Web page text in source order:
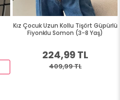
Kız Çocuk Uzun Kollu Tişört Güpürlü
Fiyonklu Somon (3-8 Yaş)
224,99 TL
409,99 TL